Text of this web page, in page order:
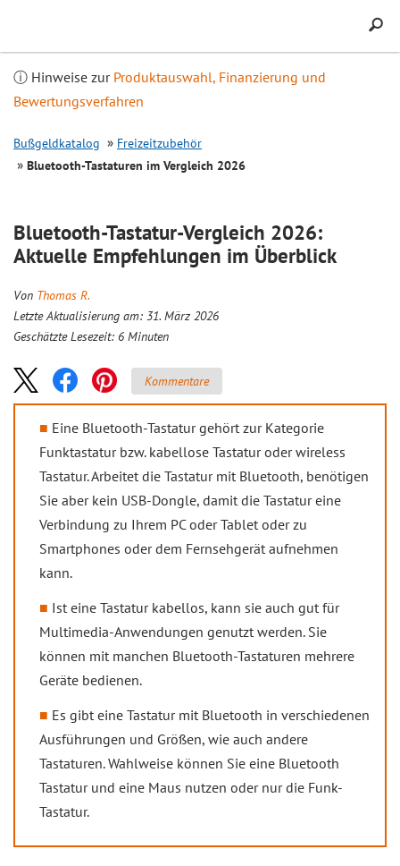
ⓘ Hinweise zur Produktauswahl, Finanzierung und
Bewertungsverfahren
Bußgeldkatalog
Freizeitzubehör
Bluetooth-Tastaturen im Vergleich 2026
Bluetooth-Tastatur-Vergleich 2026:
Aktuelle Empfehlungen im Überblick
Von Thomas R.
Letzte Aktualisierung am: 31. März 2026
Geschätzte Lesezeit: 6 Minuten
Kommentare
Eine Bluetooth-Tastatur gehört zur Kategorie
Funktastatur bzw. kabellose Tastatur oder wireless
Tastatur. Arbeitet die Tastatur mit Bluetooth, benötigen
Sie aber kein USB-Dongle, damit die Tastatur eine
Verbindung zu Ihrem PC oder Tablet oder zu
Smartphones oder dem Fernsehgerät aufnehmen
kann.
Ist eine Tastatur kabellos, kann sie auch gut für
Multimedia-Anwendungen genutzt werden. Sie
können mit manchen Bluetooth-Tastaturen mehrere
Geräte bedienen.
Es gibt eine Tastatur mit Bluetooth in verschiedenen
Ausführungen und Größen, wie auch andere
Tastaturen. Wahlweise können Sie eine Bluetooth
Tastatur und eine Maus nutzen oder nur die Funk-
Tastatur.